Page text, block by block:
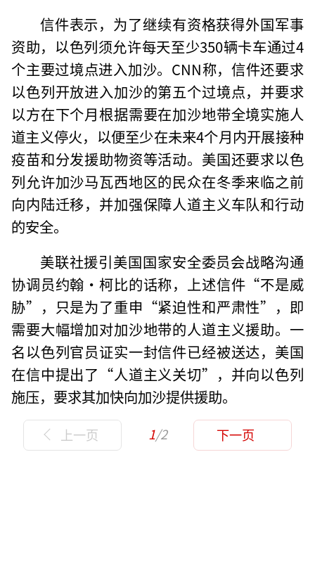
信件表示，为了继续有资格获得外国军事
资助，以色列须允许每天至少350辆卡车通过4
个主要过境点进入加沙。CNN称，信件还要求
以色列开放进入加沙的第五个过境点，并要求
以方在下个月根据需要在加沙地带全境实施人
道主义停火，以便至少在未来4个月内开展接种
疫苗和分发援助物资等活动。美国还要求以色
列允许加沙马瓦西地区的民众在冬季来临之前
向内陆迁移，并加强保障人道主义车队和行动
的安全。
美联社援引美国国家安全委员会战略沟通
协调员约翰·柯比的话称，上述信件“不是威
胁”，只是为了重申“紧迫性和严肃性”，即
需要大幅增加对加沙地带的人道主义援助。一
名以色列官员证实一封信件已经被送达，美国
在信中提出了“人道主义关切”，并向以色列
施压，要求其加快向加沙提供援助。
上一页 1/2 下一页